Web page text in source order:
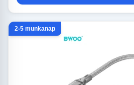
2-5 munkanap